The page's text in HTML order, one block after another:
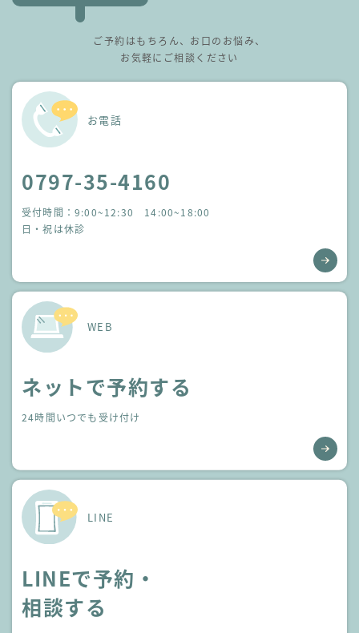
ご予約はもちろん、お口のお悩み、
お気軽にご相談ください
お電話
0797-35-4160
受付時間：9:00~12:30 14:00~18:00
日・祝は休診
WEB
ネットで予約する
24時間いつでも受け付け
LINE
LINEで予約・
相談する